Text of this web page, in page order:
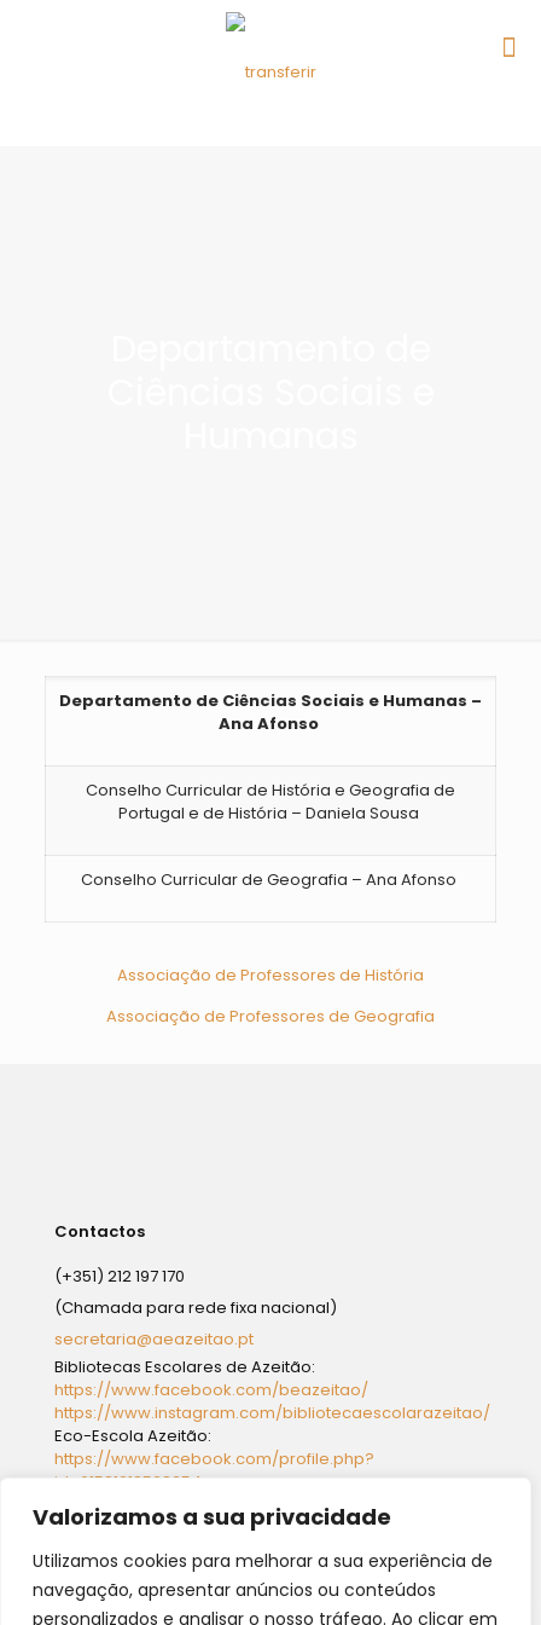
Valorizamos a sua privacidade
Utilizamos cookies para melhorar a sua experiência de
navegação, apresentar anúncios ou conteúdos
personalizados e analisar o nosso tráfego. Ao clicar em
Departamento de Ciências Sociais e Humanas –
Ana Afonso
Conselho Curricular de História e Geografia de
Portugal e de História – Daniela Sousa
Conselho Curricular de Geografia – Ana Afonso
Associação de Professores de História
Associação de Professores de Geografia
Contactos
(+351) 212 197 170
(Chamada para rede fixa nacional)
secretaria@aeazeitao.pt
Bibliotecas Escolares de Azeitão:
https://www.facebook.com/beazeitao/
https://www.instagram.com/bibliotecaescolarazeitao/
Eco-Escola Azeitão:
https://www.facebook.com/profile.php?
id=61581218528354
→
Política de Privacidade